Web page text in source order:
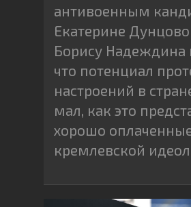
антивоенным
Екатерине
Борису Надеждина
что потенциал
настроений в
мал, как это
хорошо
кремлевской